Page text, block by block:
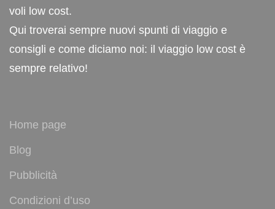
voli low cost.
Qui troverai sempre nuovi spunti di viaggio e
consigli e come diciamo noi: il viaggio low cost è
sempre relativo!
Home page
Blog
Pubblicità
Condizioni d’uso